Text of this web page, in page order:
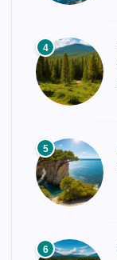
4
5
6